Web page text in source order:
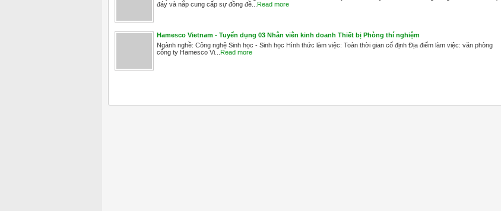
đáy và nắp cung cấp sự đồng đề...
Read more
Hamesco Vietnam - Tuyển dụng 03 Nhân viên kinh doanh Thiết bị Phòng thí nghiệm
Ngành nghề: Công nghệ Sinh học - Sinh học Hình thức làm việc: Toàn thời gian cố định Địa điểm làm việc: văn phòng
công ty Hamesco Vi...
Read more